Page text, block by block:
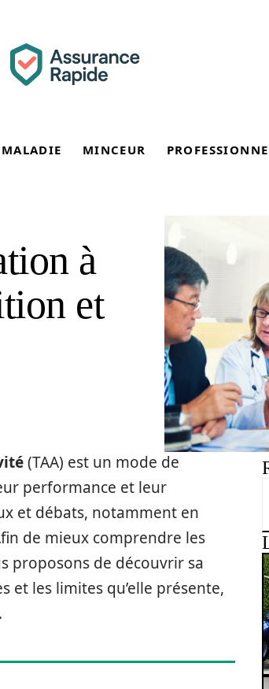
MALADIE MINCEUR
à
et
(TAA) est un mode de
performance et leur
et débats, notamment en
de mieux comprendre les
proposons de découvrir sa
et les limites qu’elle présente,